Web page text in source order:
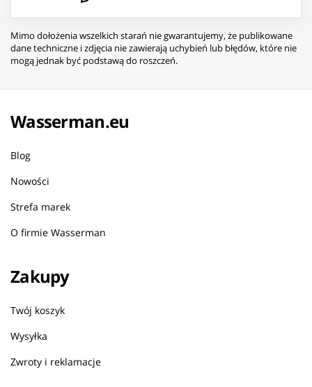
Mimo dołożenia wszelkich starań nie gwarantujemy, że publikowane
dane techniczne i zdjęcia nie zawierają uchybień lub błędów, które nie
mogą jednak być podstawą do roszczeń.
Wasserman.eu
Blog
Nowości
Strefa marek
O firmie Wasserman
Zakupy
Twój koszyk
Wysyłka
Zwroty i reklamacje